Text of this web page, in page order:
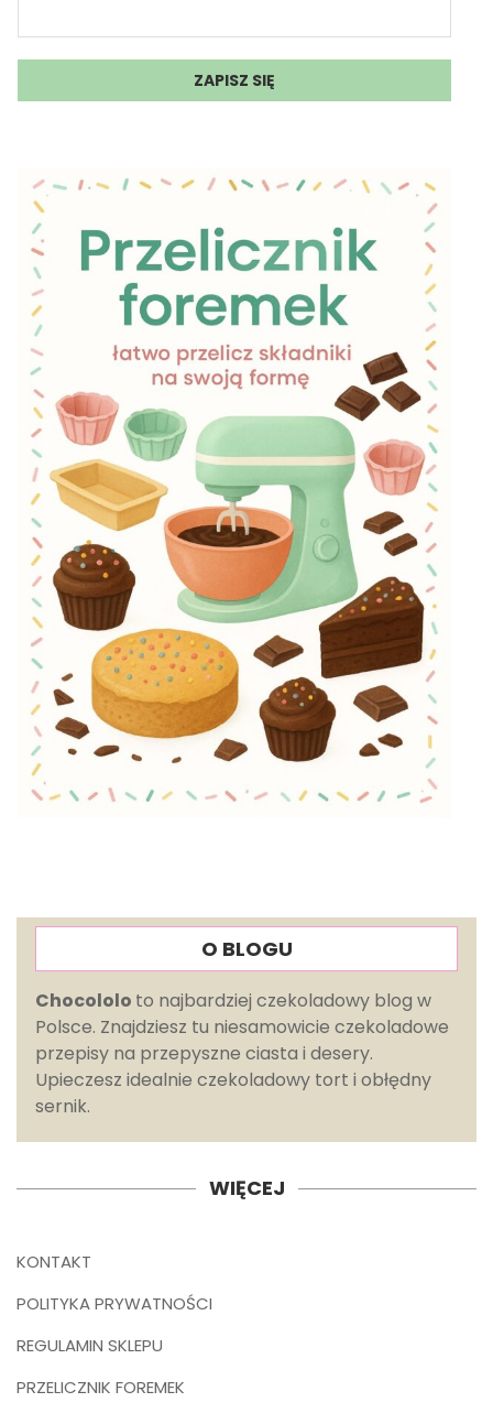
O BLOGU
Chocololo to najbardziej czekoladowy blog w
Polsce. Znajdziesz tu niesamowicie czekoladowe
przepisy na przepyszne ciasta i desery.
Upieczesz idealnie czekoladowy tort i obłędny
sernik.
WIĘCEJ
KONTAKT
POLITYKA PRYWATNOŚCI
REGULAMIN SKLEPU
PRZELICZNIK FOREMEK